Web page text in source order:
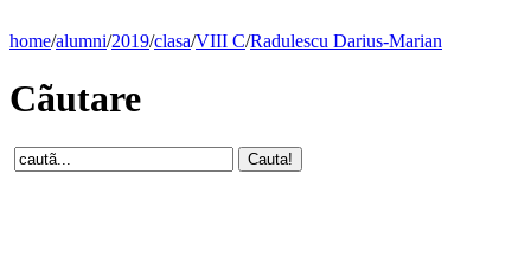
home/alumni/2019/clasa/VIII C/Radulescu Darius-Marian
Cãutare